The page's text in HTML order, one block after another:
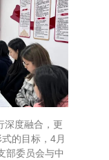
深度融合，更
的目标，4月
部委员会与中